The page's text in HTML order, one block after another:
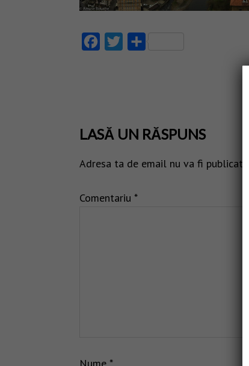
FacebookTwitter
LASĂ UN RĂSPUNS
Adresa ta de email nu va fi publicată.
Comentariu *